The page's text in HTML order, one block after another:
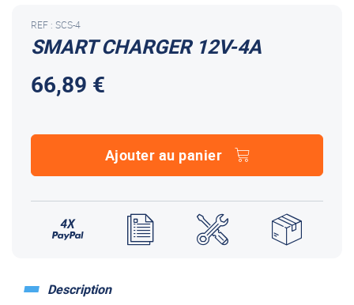
SMART CHARGER 12V-4A
REF : SCS-4
66,89 €
Ajouter au panier
Description